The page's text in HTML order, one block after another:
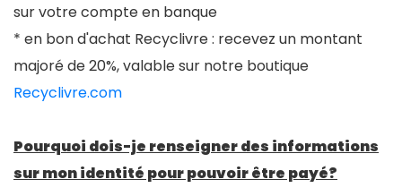
sur votre compte en banque
* en bon d'achat Recyclivre : recevez un montant
majoré de 20%, valable sur notre boutique
Recyclivre.com
Pourquoi dois-je renseigner des informations
sur mon identité pour pouvoir être payé?